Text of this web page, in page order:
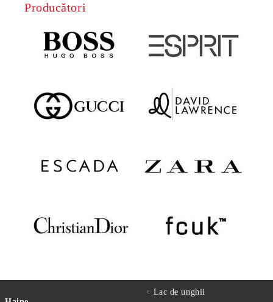
Producători
Lac de unghii